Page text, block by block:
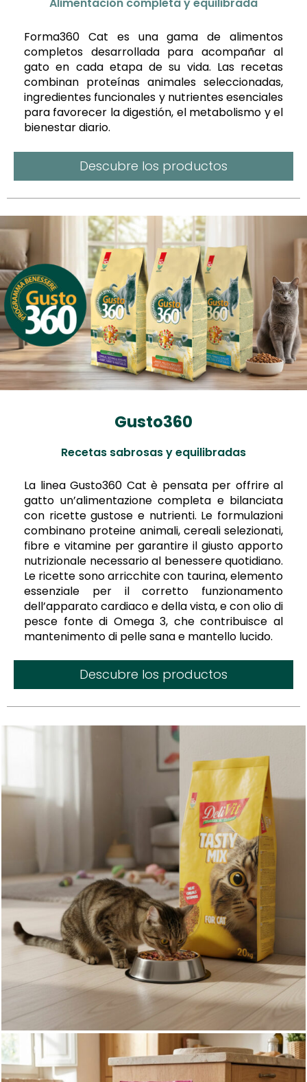
Alimentación completa y equilibrada
Forma360 Cat es una gama de alimentos
completos desarrollada para acompañar al
gato en cada etapa de su vida. Las recetas
combinan proteínas animales seleccionadas,
ingredientes funcionales y nutrientes esenciales
para favorecer la digestión, el metabolismo y el
bienestar diario.
Descubre los productos
Gusto360
Recetas sabrosas y equilibradas
La linea Gusto360 Cat è pensata per offrire al
gatto un’alimentazione completa e bilanciata
con ricette gustose e nutrienti. Le formulazioni
combinano proteine animali, cereali selezionati,
fibre e vitamine per garantire il giusto apporto
nutrizionale necessario al benessere quotidiano.
Le ricette sono arricchite con taurina, elemento
essenziale per il corretto funzionamento
dell’apparato cardiaco e della vista, e con olio di
pesce fonte di Omega 3, che contribuisce al
mantenimento di pelle sana e mantello lucido.
Descubre los productos